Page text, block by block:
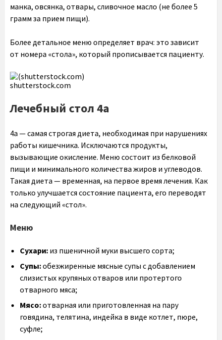
манка, овсянка, отвары, сливочное масло (не более 5
грамм за прием пищи).
Более детальное меню определяет врач: это зависит
от номера «стола», который прописывается пациенту.
shutterstock.com
Лечебный стол 4а
4а — самая строгая диета, необходимая при нарушениях
работы кишечника. Исключаются продукты,
вызывающие окисление. Меню состоит из белковой
пищи и минимального количества жиров и углеводов.
Такая диета — временная, на первое время лечения. Как
только улучшается состояние пациента, его переводят
на следующий «стол».
Меню
Сухари: из пшеничной муки высшего сорта;
Супы:обезжиренные мясные супы с добавлением
слизистых крупяных отваров или протертого
отварного мяса;
Мясо:отварная или приготовленная на пару
говядина, телятина, индейка в виде котлет, пюре,
суфле;